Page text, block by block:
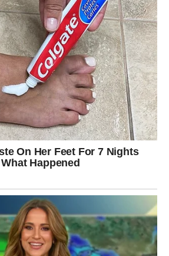
da se njihov trud isplatio. Pred
bi vam donijeti odgovore koje